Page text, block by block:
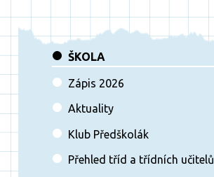
ŠKOLA
Zápis 2026
Aktuality
Klub Předškolák
Přehled tříd a třídních učitelů